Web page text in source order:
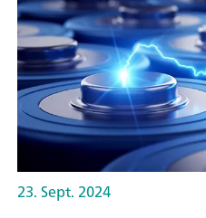
23. Sept. 2024